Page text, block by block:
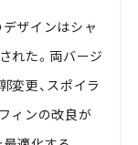
ザインはシャ
れた。両バージ
変更、スポイラ
ィンの改良が